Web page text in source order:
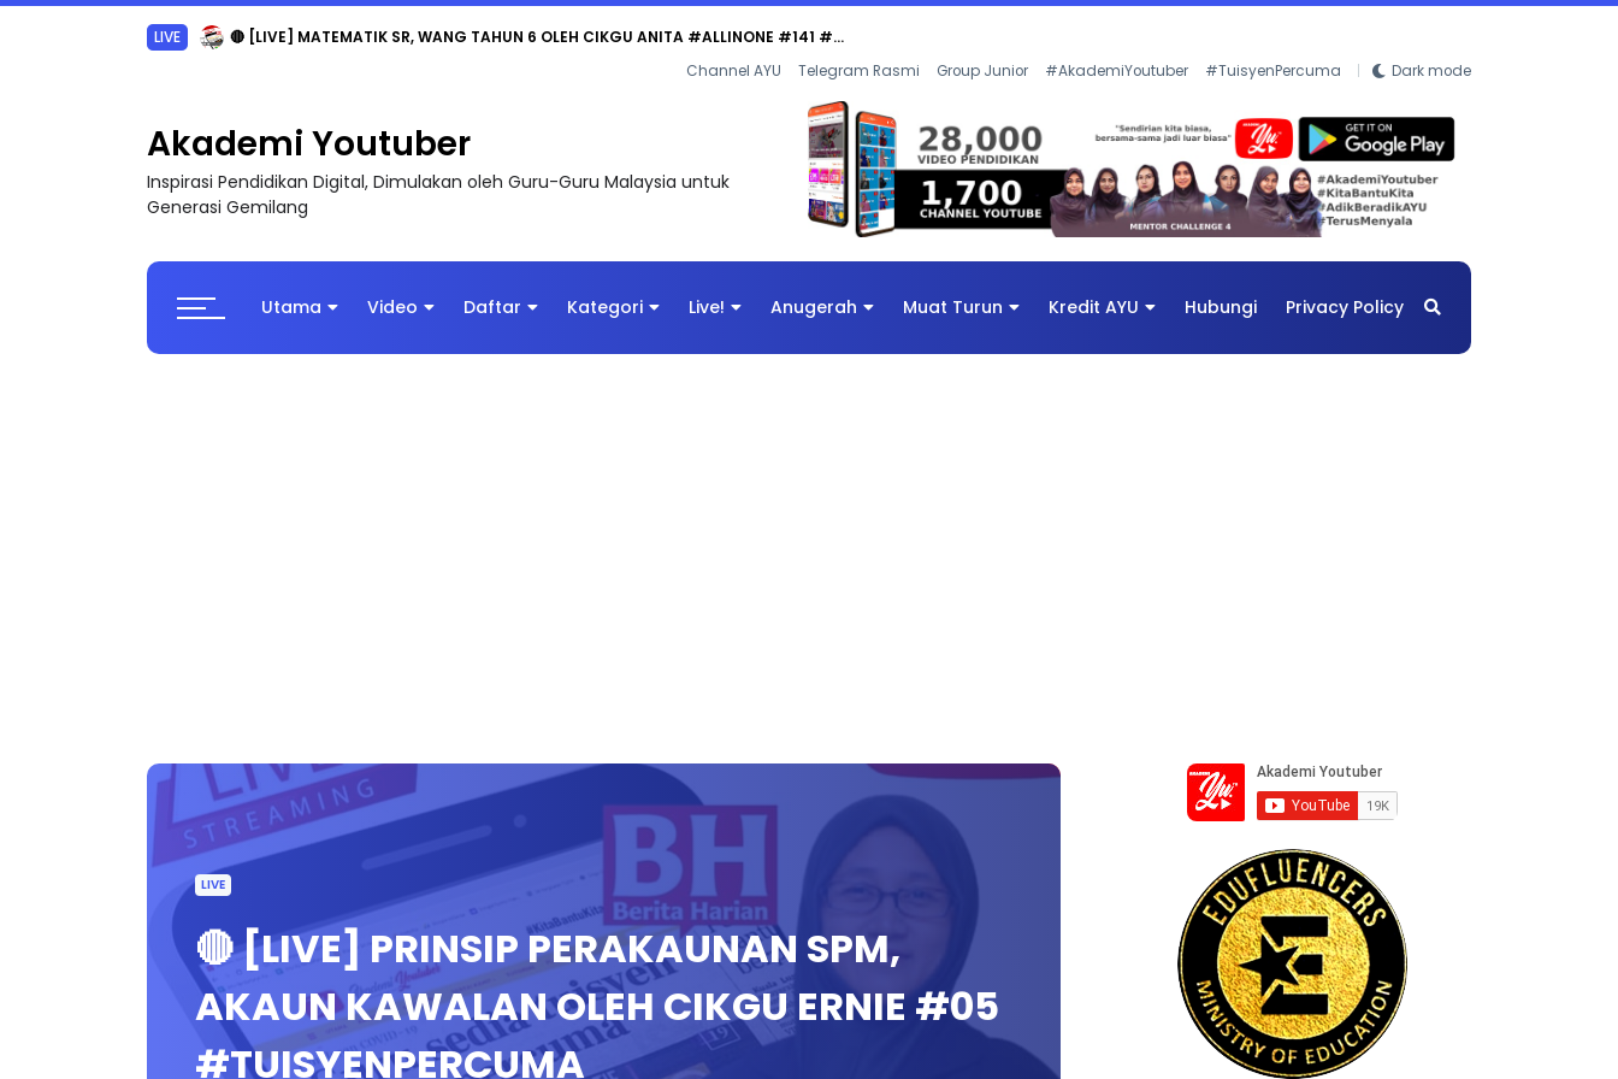
LIVE 🔴 [LIVE] MATEMATIK SR, WANG TAHUN 6 OLEH CIKGU ANITA #ALLINONE #141 #...
Channel AYU Telegram Rasmi Group Junior #AkademiYoutuber #TuisyenPercuma Dark mode
Akademi Youtuber
Inspirasi Pendidikan Digital, Dimulakan oleh Guru-Guru Malaysia untuk
Generasi Gemilang
Utama Video Daftar Kategori Live! Anugerah Muat Turun Kredit AYU Hubungi Privacy Policy
LIVE
🔴 [LIVE] PRINSIP PERAKAUNAN SPM,
AKAUN KAWALAN OLEH CIKGU ERNIE #05
#TUISYENPERCUMA